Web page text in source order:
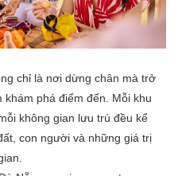
chỉ là nơi dừng chân mà trở
phá điểm đến. Mỗi khu
không gian lưu trú đều kể
con người và những giá trị